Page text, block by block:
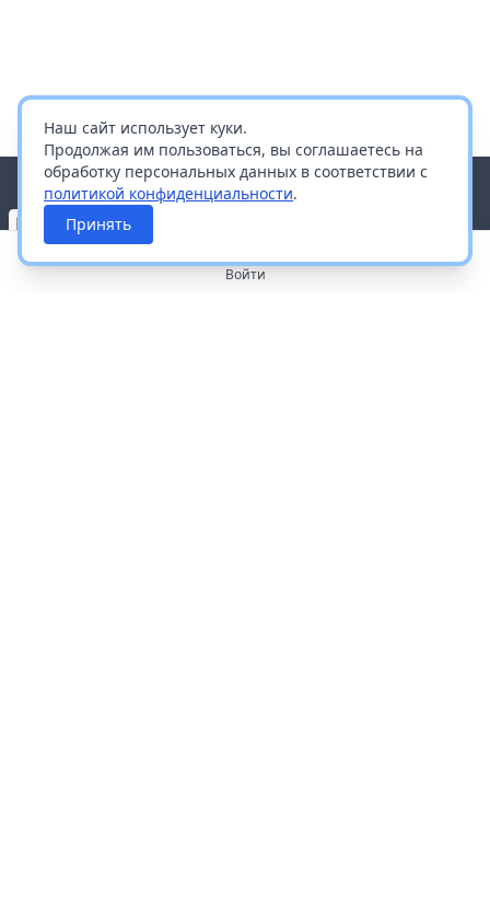
Наш сайт использует куки.
Продолжая им пользоваться, вы соглашаетесь на
обработку персональных данных в соответствии с
политикой конфиденциальности.
Принять
Войти